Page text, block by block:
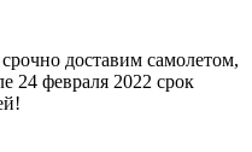
доставим самолетом,
24 февраля 2022 срок